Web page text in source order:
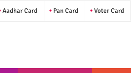
Aadhar Card Pan Card Voter Card